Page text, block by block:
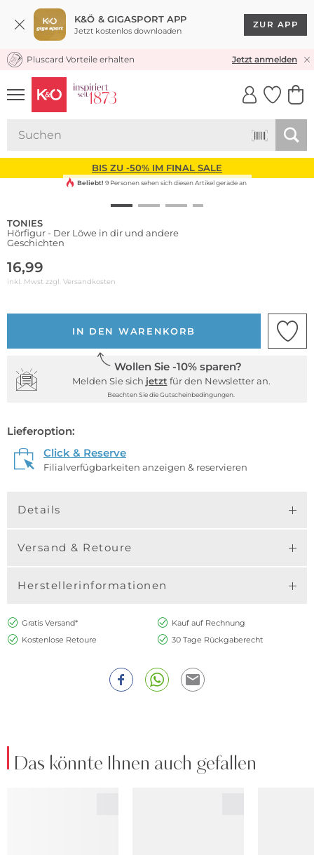
K&Ö & GIGASPORT APP
Jetzt kostenlos downloaden
ZUR APP
KOSTENLOSER VERSAND* & RÜCKVERSAND
Pluscard Vorteile erhalten Jetzt anmelden
UNSERE APP
CLICK &
BIS ZU -50% IM FINAL SALE
Beliebt! 9 Personen sehen sich diesen Artikel gerade an
TONIES
Hörfigur - Der Löwe in dir und andere
Geschichten
16,99
inkl. Mwst zzgl. Versandkosten
IN DEN WARENKORB
Wollen Sie -10% sparen?
Melden Sie sich jetzt für den Newsletter an.
Beachten Sie die Gutscheinbedingungen.
Lieferoption:
Click & Reserve
Filialverfügbarkeiten anzeigen & reservieren
Details
Versand & Retoure
Herstellerinformationen
Gratis Versand*
Kauf auf Rechnung
Kostenlose Retoure
30 Tage Rückgaberecht
Das könnte Ihnen auch gefallen